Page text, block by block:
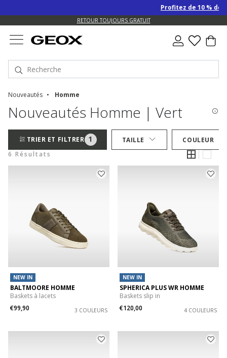
Profitez de 10 % de
RETOUR TOUJOURS GRATUIT
Nouveautés Homme
Nouveautés Homme | Vert
TRIER ET FILTRER 1 TAILLE
COULEUR
6 Résultats
NEW IN
BALTMOORE HOMME
Baskets à lacets
€99,90
3 COULEURS
NEW IN
SPHERICA PLUS WR HOMME
Baskets slip in
€120,00
4 COULEURS